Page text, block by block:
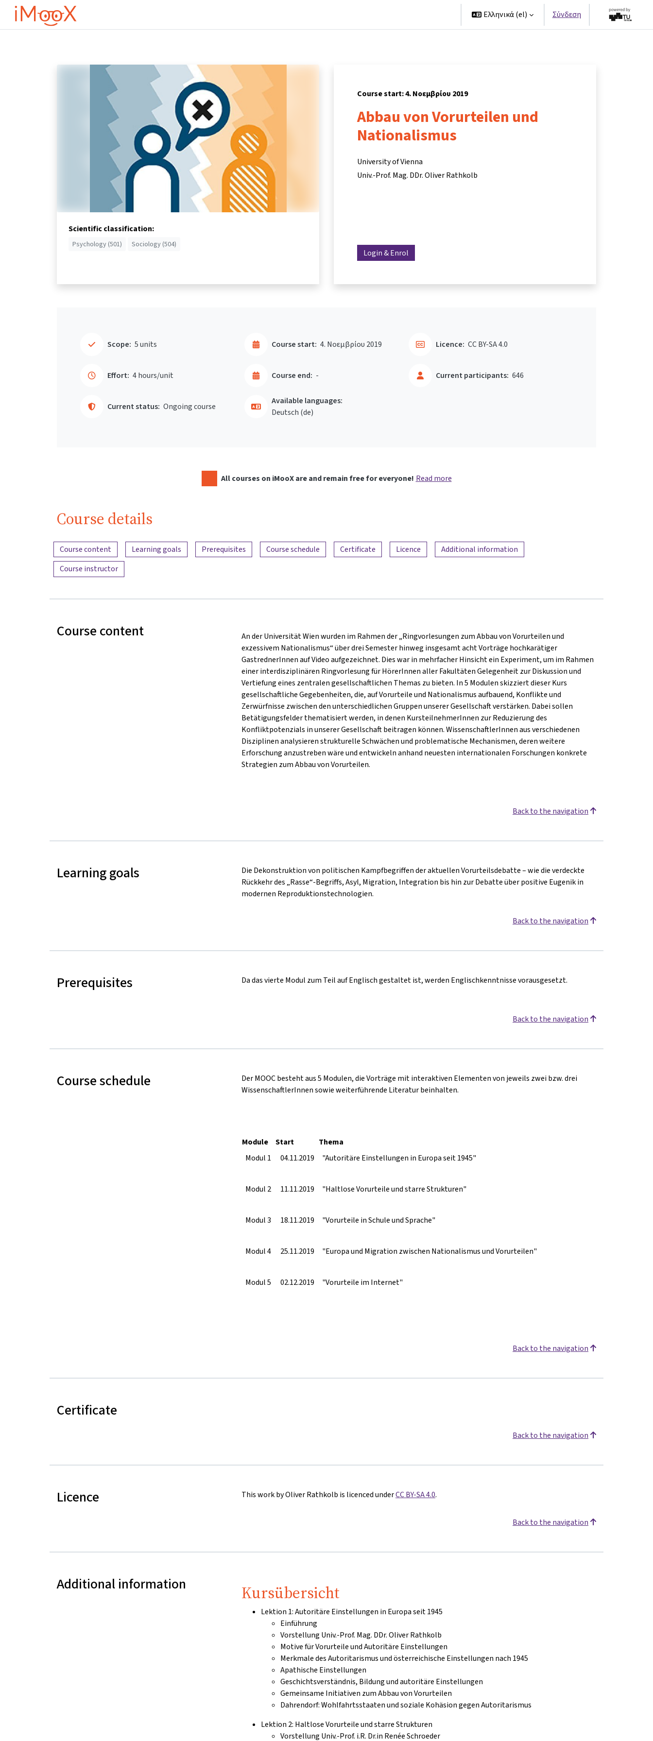
Μετάβαση στο κεντρικό περιεχόμενο
Ελληνικά ‎(el)‎ Σύνδεση
Scientific classification:
Psychology (501) Sociology (504)
Course start: 4. Νοεμβρίου 2019
Abbau von Vorurteilen und
Nationalismus
University of Vienna
Univ.-Prof. Mag. DDr. Oliver Rathkolb
Login & Enrol
Scope: 5 units
Effort: 4 hours/unit
Course start: 4. Νοεμβρίου 2019
Course end: -
Current status: Ongoing course
Current participants: 646
Licence: CC BY-SA 4.0
Available languages:
Deutsch ‎(de)‎
All courses on iMooX are and remain free for everyone! Read more
Course details
Content overview
Course content Learning goals Prerequisites Course schedule Certificate Licence
Additional information
Course instructor
Course content
An der Universität Wien wurden im Rahmen der „Ringvorlesungen zum Abbau von Vorurteilen und
exzessivem Nationalismus“ über drei Semester hinweg insgesamt acht Vorträge hochkarätiger
GastrednerInnen auf Video aufgezeichnet. Dies war in mehrfacher Hinsicht ein Experiment, um im Rahmen
einer interdisziplinären Ringvorlesung für HörerInnen aller Fakultäten Gelegenheit zur Diskussion und
Vertiefung eines zentralen gesellschaftlichen Themas zu bieten. In 5 Modulen skizziert dieser Kurs
gesellschaftliche Gegebenheiten, die, auf Vorurteile und Nationalismus aufbauend, Konflikte und
Zerwürfnisse zwischen den unterschiedlichen Gruppen unserer Gesellschaft verstärken. Dabei sollen
Betätigungsfelder thematisiert werden, in denen KursteilnehmerInnen zur Reduzierung des
Konfliktpotenzials in unserer Gesellschaft beitragen können. WissenschaftlerInnen aus verschiedenen
Disziplinen analysieren strukturelle Schwächen und problematische Mechanismen, deren weitere
Erforschung anzustreben wäre und entwickeln anhand neuesten internationalen Forschungen konkrete
Strategien zum Abbau von Vorurteilen.
Back to the navigation
Learning goals
Die Dekonstruktion von politischen Kampfbegriffen der aktuellen Vorurteilsdebatte – wie die verdeckte
Rückkehr des „Rasse“-Begriffs, Asyl, Migration, Integration bis hin zur Debatte über positive Eugenik in
modernen Reproduktionstechnologien.
Back to the navigation
Prerequisites Da das vierte Modul zum Teil auf Englisch gestaltet ist, werden Englischkenntnisse vorausgesetzt.
Back to the navigation
Course schedule
Der MOOC besteht aus 5 Modulen, die Vorträge mit interaktiven Elementen von jeweils zwei bzw. drei
WissenschaftlerInnen sowie weiterführende Literatur beinhalten.
Module Start
Thema
Modul 1
04.11.2019 "Autoritäre Einstellungen in Europa seit 1945"
Modul 2 11.11.2019 "Haltlose Vorurteile und starre Strukturen"
Modul 3 18.11.2019 "Vorurteile in Schule und Sprache"
Modul 4 25.11.2019 "Europa und Migration zwischen Nationalismus und Vorurteilen"
Modul 5 02.12.2019 "Vorurteile im Internet"
Back to the navigation
Certificate
Back to the navigation
Licence This work by Oliver Rathkolb is licenced underCC BY-SA 4.0.
Back to the navigation
Additional information Kursübersicht
Lektion 1: Autoritäre Einstellungen in Europa seit 1945
Einführung
Vorstellung Univ.-Prof. Mag. DDr. Oliver Rathkolb
Motive für Vorurteile und Autoritäre Einstellungen
Merkmale des Autoritarismus und österreichische Einstellungen nach 1945
Apathische Einstellungen
Geschichtsverständnis, Bildung und autoritäre Einstellungen
Gemeinsame Initiativen zum Abbau von Vorurteilen
Dahrendorf: Wohlfahrtsstaaten und soziale Kohäsion gegen Autoritarismus
Lektion 2: Haltlose Vorurteile und starre Strukturen
Vorstellung Univ.-Prof. i.R. Dr.in Renée Schroeder